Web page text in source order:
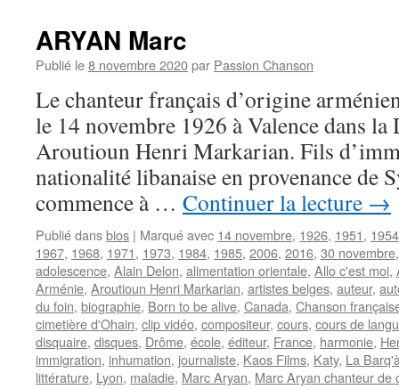
ARYAN Marc
Publié le8 novembre 2020par Passion Chanson
Le chanteur français d’origine
le 14 novembre 1926 à Valence dans
Aroutioun Henri Markarian. Fils
nationalité libanaise en provenance de
commence à … Continuer la lecture →
Publié dansbios | Marqué avec 14 novembre, 1926, 1951, 1954
1967, 1968, 1971, 1973, 1984, 1985, 2006, 2016, 30 novembre
adolescence, Alain Delon, alimentation orientale, Allo c'est moi,
Arménie, Aroutioun Henri Markarian, artistes belges, auteur,
du foin, biographie, Born to be alive, Canada, Chanson
cimetière d'Ohain, clip vidéo, compositeur, cours, cours de
disquaire, disques, Drôme, école, éditeur, France, harmonie,
immigration, inhumation, journaliste, Kaos Films, Katy, La
littérature, Lyon, maladie, Marc Aryan, Marc Aryan chanteur de